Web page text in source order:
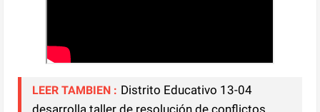
LEER TAMBIEN : Distrito Educativo 13-04
desarrolla taller de resolución de conflictos